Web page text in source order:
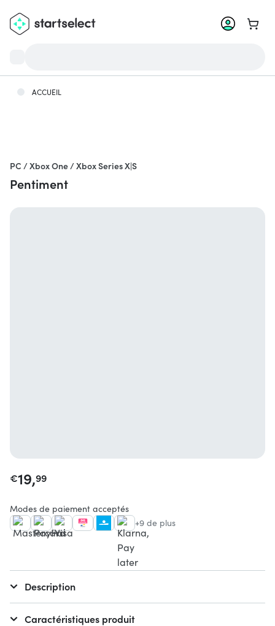
Aller
ACCUEIL
PC / Xbox One / Xbox Series X|S
Pentiment
€19,99
Modes de paiement acceptés
+9 de plus
Description
Caractéristiques produit